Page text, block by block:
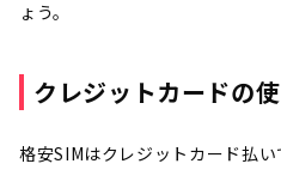
ょう。
クレジットカードの
格安SIMはクレジットカード払い